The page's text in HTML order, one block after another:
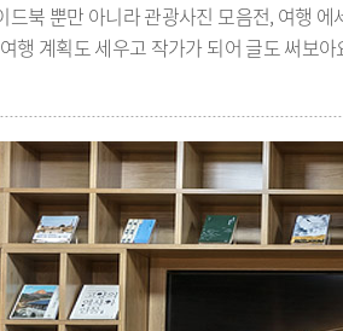
드북 뿐만 아니라 관광사진 모음전, 여행
행 계획도 세우고 작가가 되어 글도 써보아